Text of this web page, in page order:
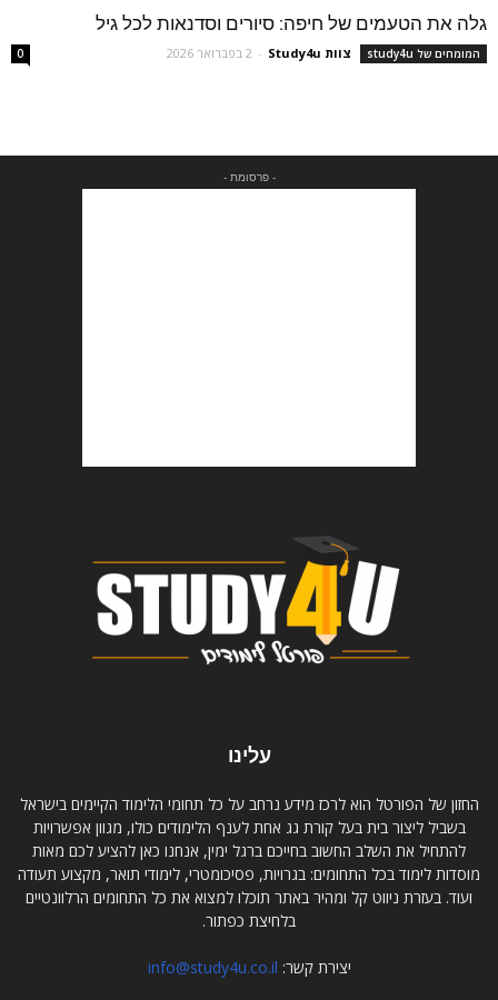
גלה את הטעמים של חיפה: סיורים וסדנאות לכל גיל
המומחים של study4u צוות Study4u - 2 בפברואר 2026 0
- פרסומת -
עלינו
החזון של הפורטל הוא לרכז מידע נרחב על כל תחומי הלימוד הקיימים בישראל
בשביל ליצור בית בעל קורת גג אחת לענף הלימודים כולו, מגוון אפשרויות
להתחיל את השלב החשוב בחייכם ברגל ימין, אנחנו כאן להציע לכם מאות
מוסדות לימוד בכל התחומים: בגרויות, פסיכומטרי, לימודי תואר, מקצוע תעודה
ועוד. בעזרת ניווט קל ומהיר באתר תוכלו למצוא את כל התחומים הרלוונטיים
בלחיצת כפתור.
יצירת קשר: info@study4u.co.il